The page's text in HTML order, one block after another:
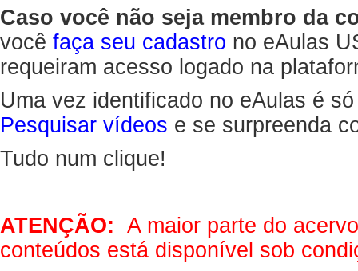
Caso você não seja membro da
você faça seu cadastro no eAulas
requeiram acesso logado na
Uma vez identificado no eAulas é
Pesquisar vídeos e se surpreenda
Tudo num clique!
ATENÇÃO: A maior parte do
conteúdos está disponível sob